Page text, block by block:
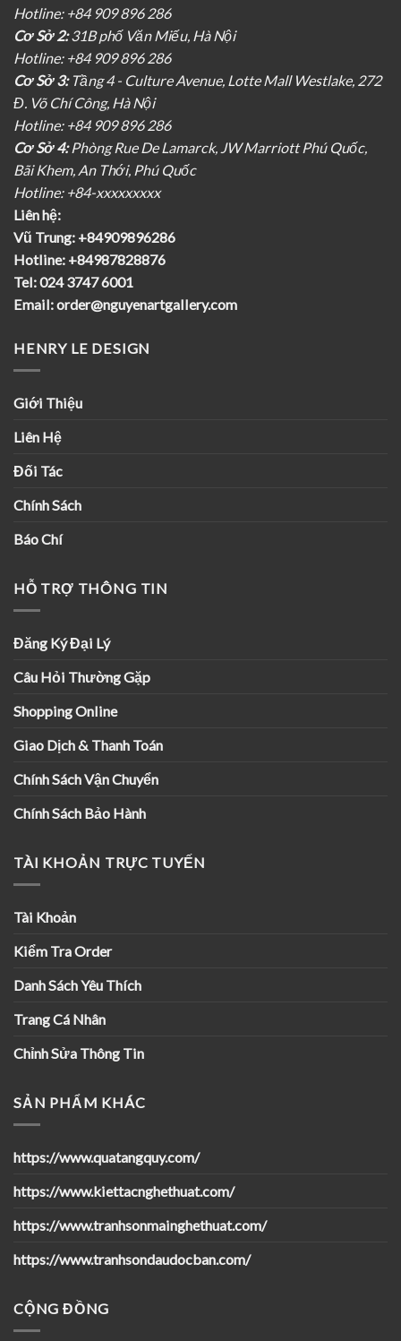
Hotline: +84 909 896 286
Cơ Sở 2:31B phố Văn Miếu, Hà Nội
Hotline: +84 909 896 286
Cơ Sở 3:Tầng 4 - Culture Avenue, Lotte Mall Westlake, 272
Đ. Võ Chí Công, Hà Nội
Hotline: +84 909 896 286
Cơ Sở 4:Phòng Rue De Lamarck, JW Marriott Phú Quốc,
Bãi Khem, An Thới, Phú Quốc
Hotline: +84-xxxxxxxxx
Liên hệ:
Vũ Trung: +84909896286
Hotline: +84987828876
Tel:024 3747 6001
Email:order@nguyenartgallery.com
HENRY LE DESIGN
Giới Thiệu
Liên Hệ
Đối Tác
Chính Sách
Báo Chí
HỖ TRỢ THÔNG TIN
Đăng Ký Đại Lý
Câu Hỏi Thường Gặp
Shopping Online
Giao Dịch & Thanh Toán
Chính Sách Vận Chuyển
Chính Sách Bảo Hành
TÀI KHOẢN TRỰC TUYẾN
Tài Khoản
Kiểm Tra Order
Danh Sách Yêu Thích
Trang Cá Nhân
Chỉnh Sửa Thông Tin
SẢN PHẨM KHÁC
https://www.quatangquy.com/
https://www.kiettacnghethuat.com/
https://www.tranhsonmainghethuat.com/
https://www.tranhsondaudocban.com/
CỘNG ĐỒNG